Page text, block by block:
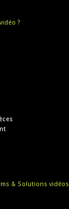
?
& Solutions vidéos